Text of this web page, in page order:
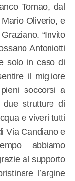
Tomao, dal
Oliverio, e
“Invito
Antoniotti
solo in caso di
il migliore
soccorsi a
due strutture di
e viveri tutti
Via Candiano e
abbiamo
al supporto
l’argine